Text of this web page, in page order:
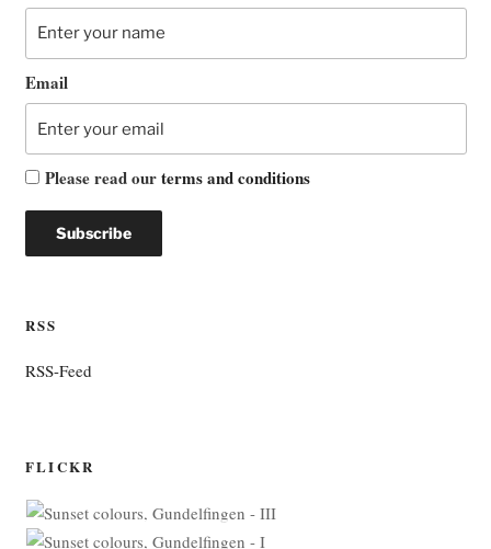
Email
Please read ourterms and conditions
RSS
RSS-Feed
FLICKR